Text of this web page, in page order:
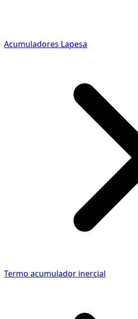
Acumuladores Lapesa
Termo acumulador inercial